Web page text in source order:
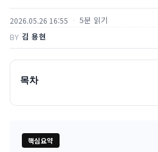
2026.05.26 16:55 5분 읽기
BY 김 용현
목차
핵심요약